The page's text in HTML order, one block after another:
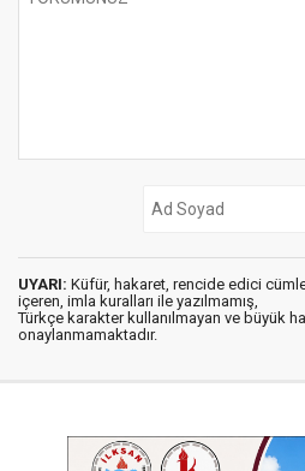
UYARI: Küfür, hakaret, rencide edici
içeren, imla kuralları ile yazılmamış,
Türkçe karakter kullanılmayan ve büyük
onaylanmamaktadır.